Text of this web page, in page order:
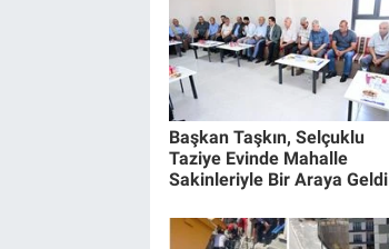
Başkan Taşkın, Selçuklu
Taziye Evinde Mahalle
Sakinleriyle Bir Araya Geldi